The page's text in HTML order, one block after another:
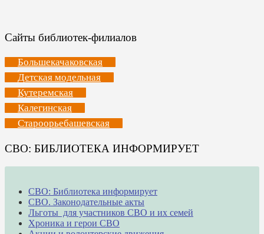
Сайты библиотек-филиалов
Большекачаковская
Детская модельная
Кутеремская
Калегинская
Староорьебашевская
СВО: БИБЛИОТЕКА ИНФОРМИРУЕТ
СВО: Библиотека информирует
СВО. Законодательные акты
Льготы для участников СВО и их семей
Хроника и герои СВО